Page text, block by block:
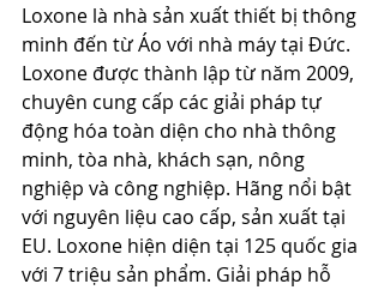
Loxone là nhà sản xuất thiết bị thông
minh đến từ Áo với nhà máy tại Đức.
Loxone được thành lập từ năm 2009,
chuyên cung cấp các giải pháp tự
động hóa toàn diện cho nhà thông
minh, tòa nhà, khách sạn, nông
nghiệp và công nghiệp. Hãng nổi bật
với nguyên liệu cao cấp, sản xuất tại
EU. Loxone hiện diện tại 125 quốc gia
với 7 triệu sản phẩm. Giải pháp hỗ